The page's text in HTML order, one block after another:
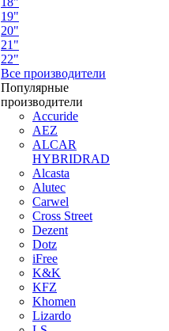
19"
20"
21"
22"
Все производители
Популярные
производители
Accuride
AEZ
ALCAR
HYBRIDRAD
Alcasta
Alutec
Carwel
Cross Street
Dezent
Dotz
iFree
K&K
KFZ
Khomen
Lizardo